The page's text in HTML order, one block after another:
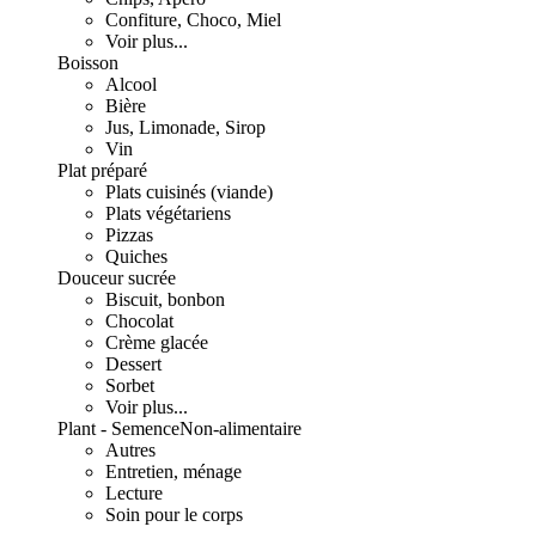
Confiture, Choco, Miel
Voir plus...
Boisson
Alcool
Bière
Jus, Limonade, Sirop
Vin
Plat préparé
Plats cuisinés (viande)
Plats végétariens
Pizzas
Quiches
Douceur sucrée
Biscuit, bonbon
Chocolat
Crème glacée
Dessert
Sorbet
Voir plus...
Plant - SemenceNon-alimentaire
Autres
Entretien, ménage
Lecture
Soin pour le corps